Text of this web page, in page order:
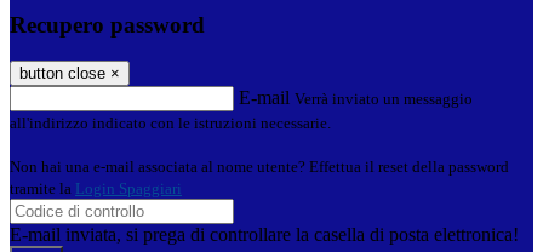
Recupero password
button close ×
E-mail Verrà inviato un messaggio
all'indirizzo indicato con le istruzioni necessarie.
Non hai una e-mail associata al nome utente? Effettua il reset della password
tramite la Login Spaggiari
E-mail inviata, si prega di controllare la casella di posta elettronica!